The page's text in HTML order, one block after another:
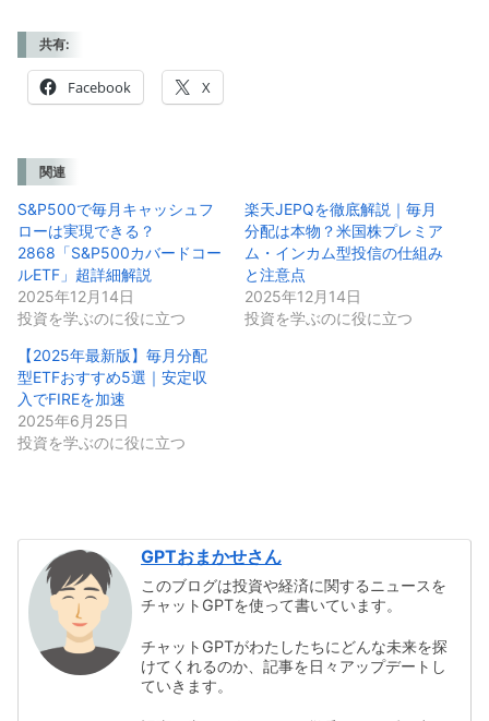
共有:
Facebook X
関連
S&P500で毎月キャッシュフ
ローは実現できる？
2868「S&P500カバードコー
ルETF」超詳細解説
2025年12月14日
投資を学ぶのに役に立つ
楽天JEPQを徹底解説｜毎月
分配は本物？米国株プレミア
ム・インカム型投信の仕組み
と注意点
2025年12月14日
投資を学ぶのに役に立つ
【2025年最新版】毎月分配
型ETFおすすめ5選｜安定収
入でFIREを加速
2025年6月25日
投資を学ぶのに役に立つ
GPTおまかせさん
このブログは投資や経済に関するニュースを
チャットGPTを使って書いています。
チャットGPTがわたしたちにどんな未来を探
けてくれるのか、記事を日々アップデートし
ていきます。